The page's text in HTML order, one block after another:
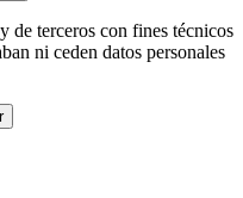
de terceros con fines técnicos
ni ceden datos personales